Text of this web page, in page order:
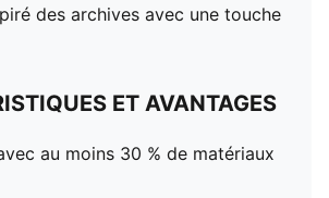
des archives avec une touche
ET AVANTAGES
au moins 30 % de matériaux